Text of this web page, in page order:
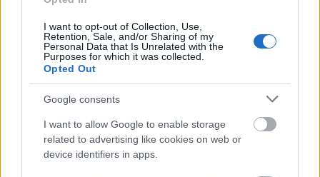
I want to opt-out of Collection, Use,
Retention, Sale, and/or Sharing of my
Personal Data that Is Unrelated with the
Purposes for which it was collected.
Opted Out
Google consents
I want to allow Google to enable storage
related to advertising like cookies on web or
device identifiers in apps.
20:00: Éjjel-nappal Budapest
21:20: Barátok közt
Hétfő:
21:55: Dr. Csont (6. évad, ism.)
22:50: Híradó
Kedd: